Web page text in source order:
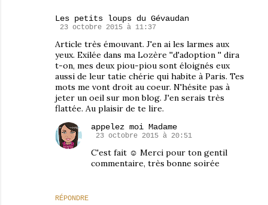
Les petits loups du Gévaudan
23 octobre 2015 à 11:37
Article très émouvant. J'en ai les larmes aux
yeux. Exilée dans ma Lozère ''d'adoption '' dira
t-on, mes deux piou-piou sont éloignés eux
aussi de leur tatie chérie qui habite à Paris. Tes
mots me vont droit au coeur. N'hésite pas à
jeter un oeil sur mon blog. J'en serais très
flattée. Au plaisir de te lire.
RÉPONDRE
appelez moi Madame
23 octobre 2015 à 20:51
C'est fait ☺ Merci pour ton gentil
commentaire, très bonne soirée